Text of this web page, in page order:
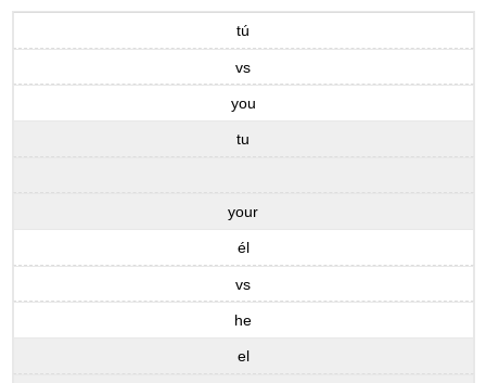
tú
vs
you
tu
your
él
vs
he
el